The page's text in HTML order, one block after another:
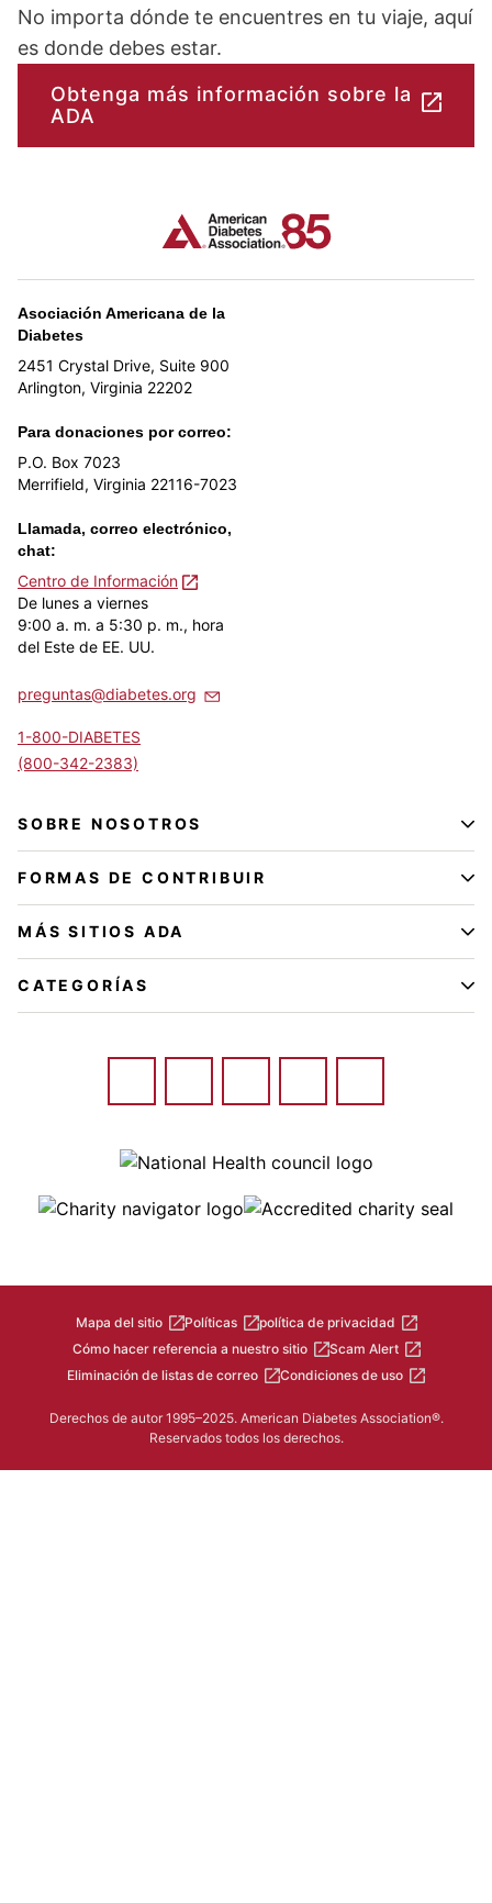
No importa dónde te encuentres en tu viaje, aquí
es donde debes estar.
Obtenga más información sobre la
ADA
Asociación Americana de la
Diabetes
2451 Crystal Drive, Suite 900
Arlington, Virginia 22202
Para donaciones por correo:
P.O. Box 7023
Merrifield, Virginia 22116-7023
Llamada, correo electrónico,
chat:
Centro de Información
De lunes a viernes
9:00 a. m. a 5:30 p. m., hora
del Este de EE. UU.
preguntas@diabetes.org
1-800-DIABETES
(800-342-2383)
SOBRE NOSOTROS
FORMAS DE CONTRIBUIR
MÁS SITIOS ADA
CATEGORÍAS
Image
Image Image
Mapa del sitio Políticas
política de privacidad
Cómo hacer referencia a nuestro sitio
Scam Alert
Eliminación de listas de correo
Condiciones de uso
Derechos de autor 1995–2025. American Diabetes Association®.
Reservados todos los derechos.